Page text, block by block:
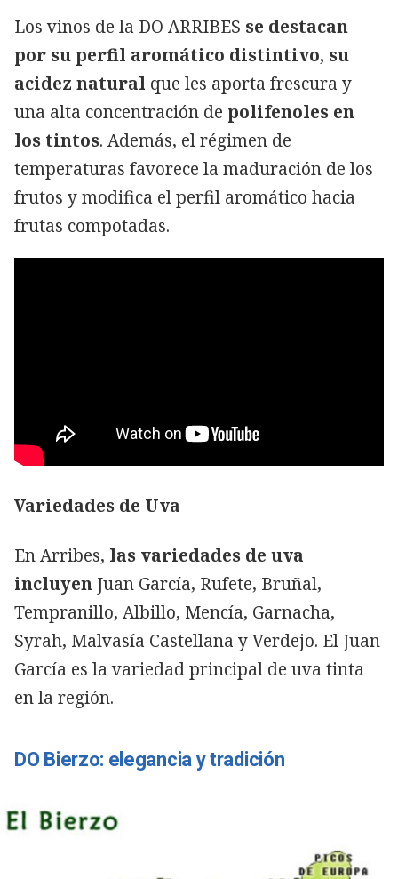
Los vinos de la DO ARRIBES se destacan
por su perfil aromático distintivo, su
acidez natural que les aporta frescura y
una alta concentración de polifenoles en
los tintos. Además, el régimen de
temperaturas favorece la maduración de los
frutos y modifica el perfil aromático hacia
frutas compotadas.
Variedades de Uva
En Arribes, las variedades de uva
incluyen Juan García, Rufete, Bruñal,
Tempranillo, Albillo, Mencía, Garnacha,
Syrah, Malvasía Castellana y Verdejo. El Juan
García es la variedad principal de uva tinta
en la región.
DO Bierzo: elegancia y tradición